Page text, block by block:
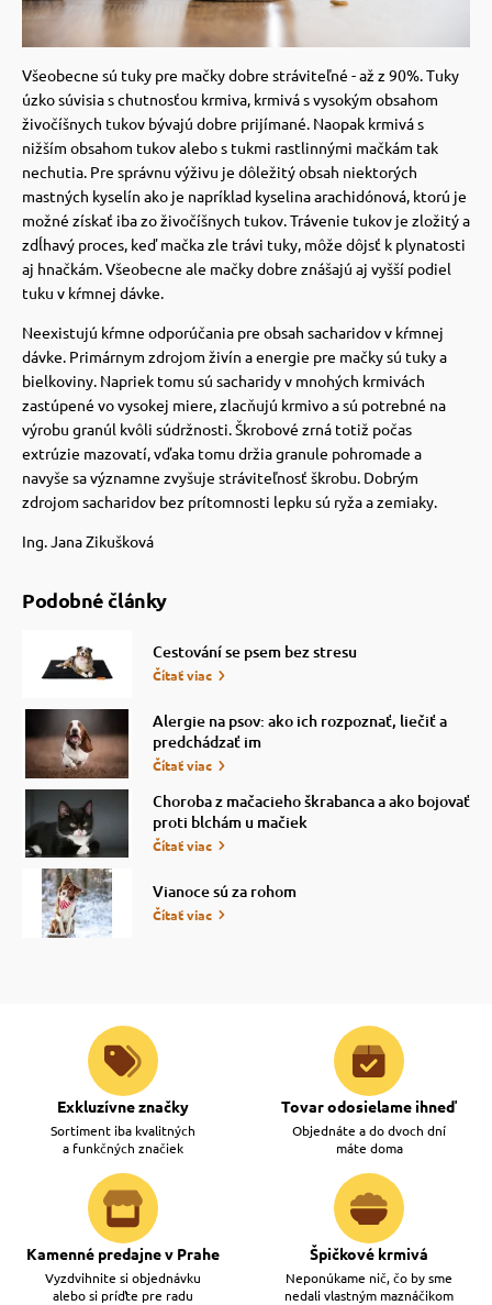
poukazy
Všeobecne sú tuky pre mačky dobre stráviteľné - až z 90%.Tuky
úzko súvisia s chutnosťou krmiva, krmivá s vysokým obsahom
živočíšnych tukov bývajú dobre prijímané. Naopak krmivá s
nižším obsahom tukov alebo s tukmi rastlinnými mačkám tak
nechutia. Pre správnu výživu je dôležitý obsah niektorých
mastných kyselín ako je napríklad kyselina arachidónová, ktorú je
možné získať iba zo živočíšnych tukov.Trávenie tukov je zložitý a
zdĺhavý proces, keď mačka zle trávi tuky, môže dôjsť k plynatosti
aj hnačkám. Všeobecne ale mačky dobre znášajú aj vyšší podiel
tuku v kŕmnej dávke.
Neexistujú kŕmne odporúčania pre obsah sacharidov v kŕmnej
dávke. Primárnym zdrojom živín a energie pre mačky sú tuky a
bielkoviny. Napriek tomu sú sacharidy v mnohých krmivách
zastúpené vo vysokej miere, zlacňujú krmivo a sú potrebné na
výrobu granúl kvôli súdržnosti.Škrobové zrná totiž počas
extrúzie mazovatí, vďaka tomu držia granule pohromade a
navyše sa významne zvyšuje stráviteľnosť škrobu. Dobrým
zdrojom sacharidov bez prítomnosti lepku sú ryža a zemiaky.
Ing. Jana Zikušková
Podobné články
Cestování se psem bez stresu
Čítať viac
Alergie na psov: ako ich rozpoznať, liečiť a
predchádzať im
Čítať viac
Choroba z mačacieho škrabanca a ako bojovať
proti blchám u mačiek
Čítať viac
Vianoce sú za rohom
Čítať viac
Exkluzívne značky
Sortiment iba kvalitných
a funkčných značiek
Tovar odosielame ihneď
Objednáte a do dvoch dní
máte doma
Kamenné predajne v Prahe
Vyzdvihnite si objednávku
alebo si príďte pre radu
Špičkové krmivá
Neponúkame nič, čo by sme
nedali vlastným maznáčikom